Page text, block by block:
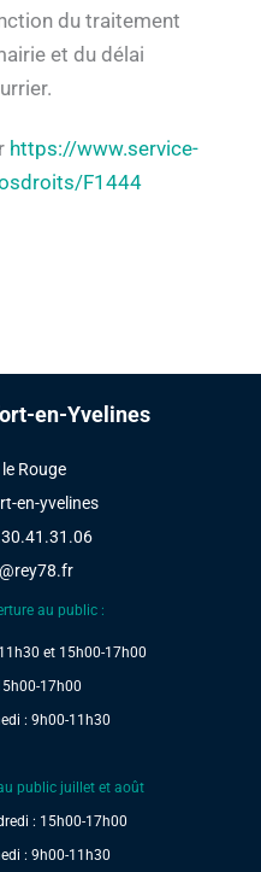
du traitement
et du délai
https://www.service-
F1444
en-Yvelines
Rouge
en-yvelines
au public :
et 15h00-17h00
17h00
: 9h00-11h30
public juillet et août
: 15h00-17h00
: 9h00-11h30